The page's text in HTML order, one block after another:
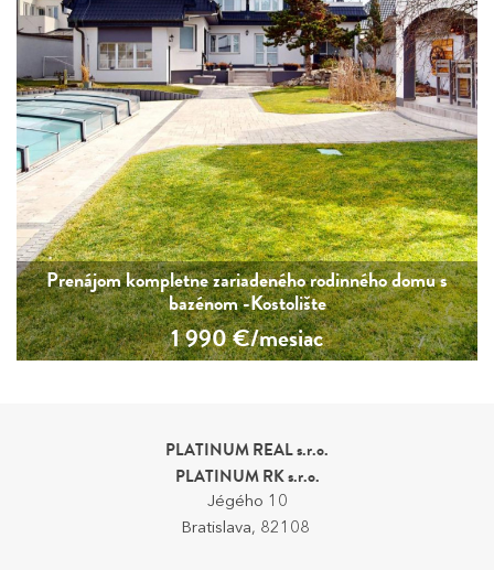
Prenájom kompletne zariadeného rodinného domu s
bazénom -Kostolište
1 990€/mesiac
PLATINUM REAL s.r.o.
PLATINUM RK s.r.o.
Jégého 10
Bratislava, 82108